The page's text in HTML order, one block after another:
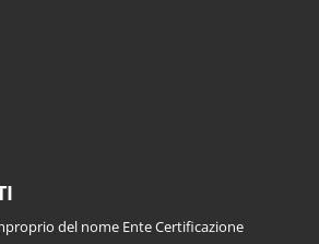
del nome Ente Certificazione